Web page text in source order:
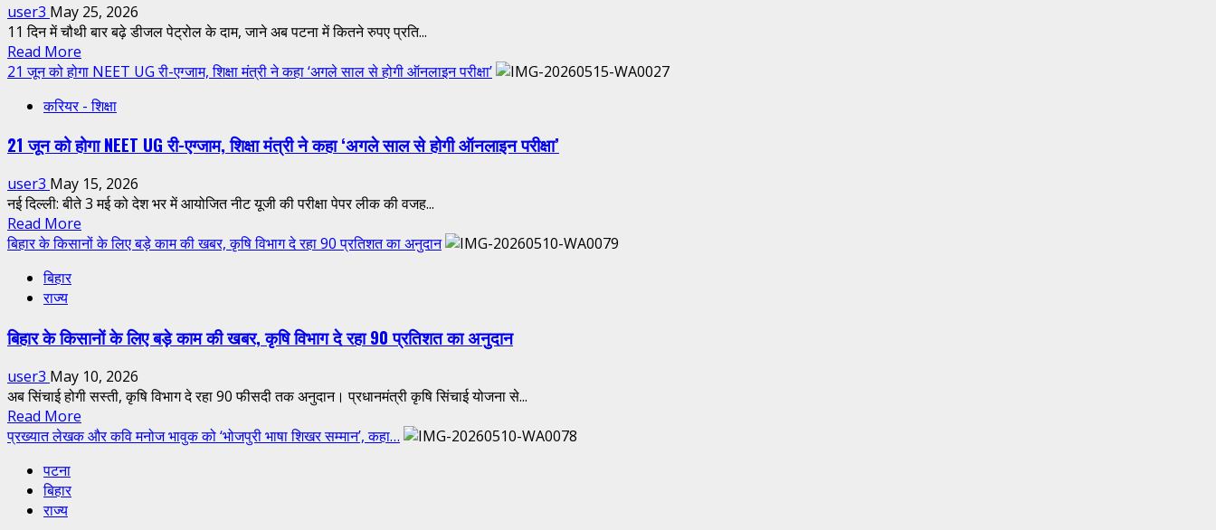
हुई
बिहार
की
मैथिली
भाषा,
सीएम
समेत
अन्य
लोगों
ने…
user3 May 25, 2026
11 दिन में चौथी बार बढ़े डीजल पेट्रोल के दाम, जाने अब पटना में कितने रुपए प्रति...
Read More
more
देश
एक
फिर
बढ़ा
पेट्रोल
डीजल
राजधानी
पटना
में
क्या
रेट…
21 जून को होगा NEET UG री-एग्जाम, शिक्षा मंत्री ने कहा ‘अगले साल से होगी ऑनलाइन परीक्षा’
करियर - शिक्षा
21 जून को होगा NEET UG री-एग्जाम, शिक्षा मंत्री ने कहा ‘अगले साल से होगी ऑनलाइन परीक्षा’
user3 May 15, 2026
नई दिल्ली: बीते 3 मई को देश भर में आयोजित नीट यूजी की परीक्षा पेपर लीक की वजह...
Read More
more
होगा
UG
री-
एग्जाम,
शिक्षा
बिहार के किसानों के लिए बड़े काम की खबर, कृषि विभाग दे रहा 90 प्रतिशत का अनुदान
बिहार
राज्य
बिहार के किसानों के लिए बड़े काम की खबर, कृषि विभाग दे रहा 90 प्रतिशत का अनुदान
user3 May 10, 2026
अब सिंचाई होगी सस्ती, कृषि विभाग दे रहा 90 फीसदी तक अनुदान। प्रधानमंत्री कृषि सिंचाई योजना से...
Read More
more
प्रख्यात लेखक और कवि मनोज भावुक को ‘भोजपुरी भाषा शिखर सम्मान’, कहा…
पटना
बिहार
राज्य